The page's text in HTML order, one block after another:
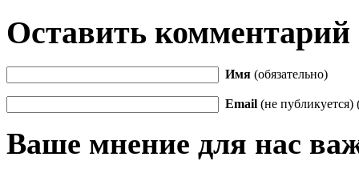
Оставить комментарий
Имя (обязательно)
Email (не публикуется)
Ваше мнение для нас